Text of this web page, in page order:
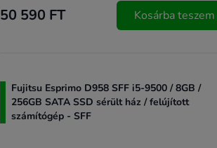
50 590 FT Kosárba teszem
Fujitsu Esprimo D958 SFF i5-9500 / 8GB /
256GB SATA SSD sérült ház / felújított
számítógép - SFF